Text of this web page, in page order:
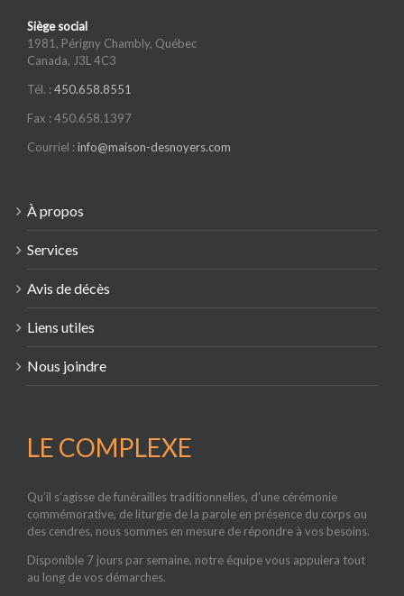
Siège social
1981, Périgny Chambly, Québec
Canada, J3L 4C3
Tél. :450.658.8551
Fax : 450.658.1397
Courriel :info@maison-desnoyers.com
À propos
Services
Avis de décès
Liens utiles
Nous joindre
LE COMPLEXE
Qu’il s’agisse de funérailles traditionnelles, d’une cérémonie
commémorative, de liturgie de la parole en présence du corps ou
des cendres, nous sommes en mesure de répondre à vos besoins.
Disponible 7 jours par semaine, notre équipe vous appuiera tout
au long de vos démarches.